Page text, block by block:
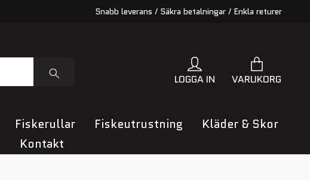
Snabb leverans / Säkra betalningar / Enkla returer
LOGGA IN VARUKORG
Fiskerullar Fiskeutrustning
Kläder & Skor
Kontakt